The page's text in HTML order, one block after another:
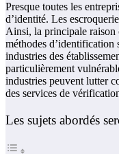
Presque toutes les
d’identité. Les
Ainsi, la principale raison
méthodes
industries des
particulièrement
industries peuvent lutter
des services de
Les sujets abordés